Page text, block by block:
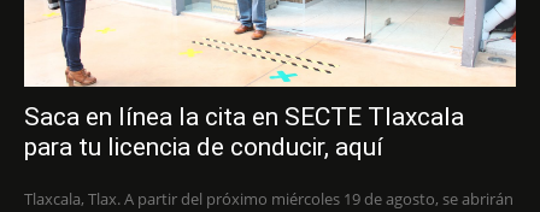
Saca en línea la cita en SECTE Tlaxcala
para tu licencia de conducir, aquí
Tlaxcala, Tlax. A partir del próximo miércoles 19 de agosto, se abrirán